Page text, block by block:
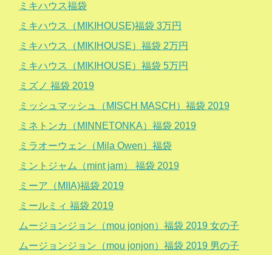
ミキハウス福袋
ミキハウス（MIKIHOUSE)福袋 3万円
ミキハウス（MIKIHOUSE）福袋 2万円
ミキハウス（MIKIHOUSE）福袋 5万円
ミズノ 福袋 2019
ミッシュマッシュ（MISCH MASCH）福袋 2019
ミネトンカ（MINNETONKA）福袋 2019
ミラオーウェン（Mila Owen）福袋
ミントジャム（mint jam） 福袋 2019
ミーア（MIIA)福袋 2019
ミールミィ 福袋 2019
ムージョンジョン（mou jonjon）福袋 2019 女の子
ムージョンジョン（mou jonjon）福袋 2019 男の子